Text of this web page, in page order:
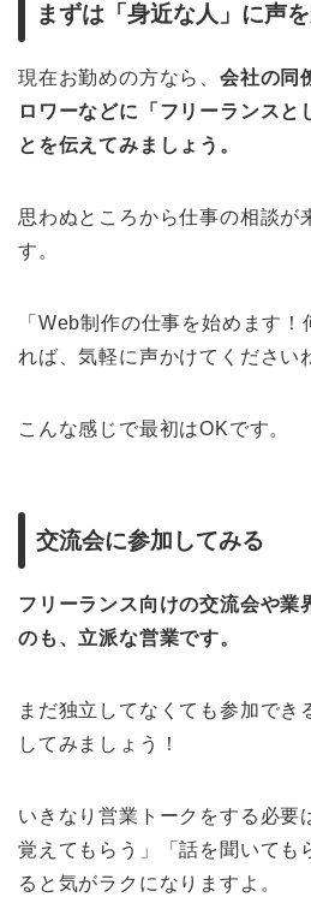
まずは「身近な人」に声
現在お勤めの方なら、 会社の同
ロワーなどに「フリーランスと
とを伝えてみましょう。
思わぬところから仕事の相談が
す。
「Web制作の仕事を始めます
れば、気軽に声かけてください
こんな感じで最初はOKです。
交流会に参加してみる
フリーランス向けの交流会や業
のも、立派な営業です。
まだ独立してなくても参加でき
してみましょう！
いきなり営業トークをする必要
覚えてもらう」「話を聞いても
ると気がラクになりますよ。